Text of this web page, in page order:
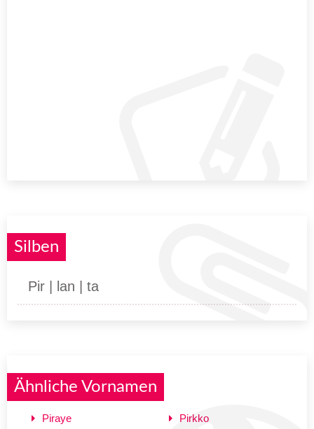
Silben
Pir | lan | ta
Ähnliche Vornamen
Piraye
Pirkko